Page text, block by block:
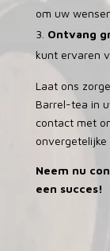
om uw
Ontvang
kunt ervaren
Laat ons
Barrel-tea in
contact met
onvergetelijke
Neem nu
een succes!